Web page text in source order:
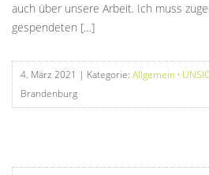
auch über unsere Arbeit. Ich muss
gespendeten […]
4. März 2021 | Kategorie: Allgemein ·
Brandenburg